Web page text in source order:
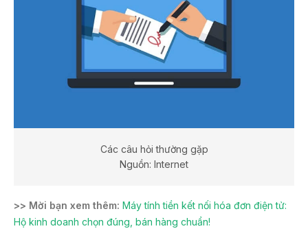
Các câu hỏi thường gặp
Nguồn: Internet
>> Mời bạn xem thêm: Máy tính tiền kết nối hóa đơn điện tử:
Hộ kinh doanh chọn đúng, bán hàng chuẩn!